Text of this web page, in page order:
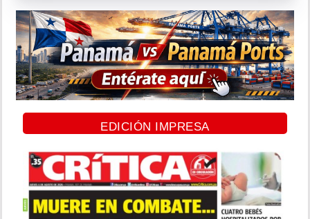
EDICIÓN IMPRESA